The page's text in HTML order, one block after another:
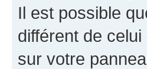
Il est possible
différent de
sur votre